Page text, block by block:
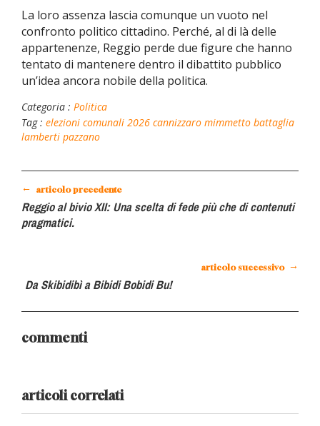
La loro assenza lascia comunque un vuoto nel
confronto politico cittadino. Perché, al di là delle
appartenenze, Reggio perde due figure che hanno
tentato di mantenere dentro il dibattito pubblico
un’idea ancora nobile della politica.
Categoria : Politica
Tag : elezioni comunali 2026 cannizzaro mimmetto battaglia
lamberti pazzano
← articolo precedente
Reggio al bivio XII: Una scelta di fede più che di contenuti
pragmatici.
articolo successivo →
Da Skibidibì a Bibidi Bobidi Bu!
commenti
articoli correlati